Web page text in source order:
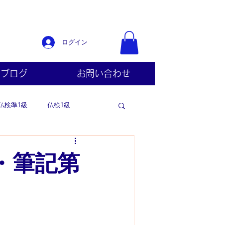
ログイン
ブログ お問い合わせ
検準1級 仏検1級
筆記第